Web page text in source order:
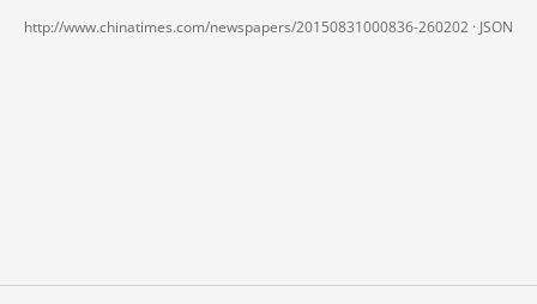
http://www.chinatimes.com/newspapers/20150831000836-260202 · JSON